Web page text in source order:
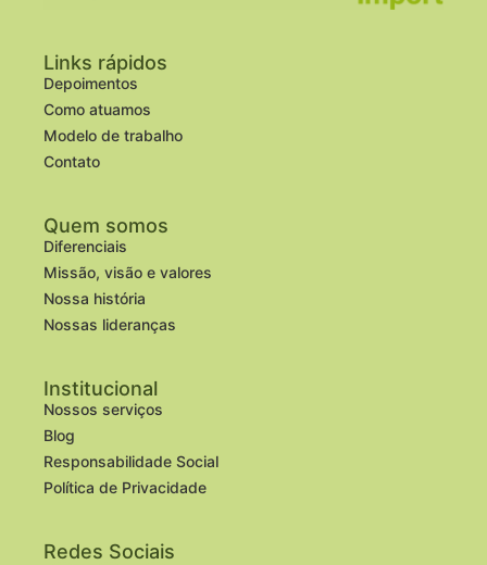
Links rápidos
Depoimentos
Como atuamos
Modelo de trabalho
Contato
Quem somos
Diferenciais
Missão, visão e valores
Nossa história
Nossas lideranças
Institucional
Nossos serviços
Blog
Responsabilidade Social
Política de Privacidade
Redes Sociais